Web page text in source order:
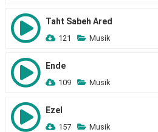
Taht Sabeh Ared
121 Musik
Ende
109 Musik
Ezel
157 Musik